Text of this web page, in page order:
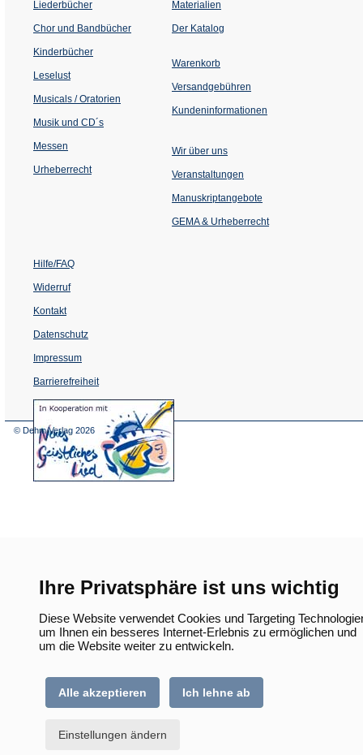
Ihre Privatsphäre ist uns wichtig
Diese Website verwendet Cookies und Targeting
um Ihnen ein besseres Internet-Erlebnis zu ermöglichen und
um die Website weiter zu entwickeln.
Alle akzeptieren Ich lehne ab
Einstellungen ändern
Liederbücher
Chor und Bandbücher
Kinderbücher
Leselust
Musicals / Oratorien
Musik und CD´s
Messen
Urheberrecht
Materialien
Der Katalog
Warenkorb
Versandgebühren
Kundeninformationen
Wir über uns
Veranstaltungen
einem
Tab)
Manuskriptangebote
GEMA & Urheberrecht
Hilfe/FAQ
Widerruf
Kontakt
Datenschutz
Impressum
Barrierefreiheit
(Öffnet
in
© Dehm Verlag 2026